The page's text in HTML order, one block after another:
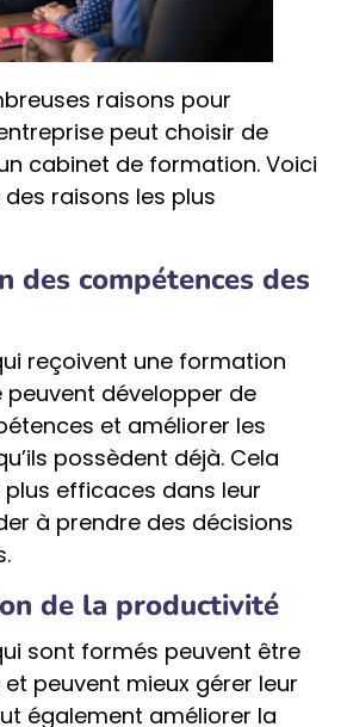
raisons pour
peut choisir de
cabinet de formation. Voici
raisons les plus
des compétences des
reçoivent une formation
peuvent développer de
et améliorer les
possèdent déjà. Cela
efficaces dans leur
à prendre des décisions
de la productivité
sont formés peuvent être
peuvent mieux gérer leur
également améliorer la